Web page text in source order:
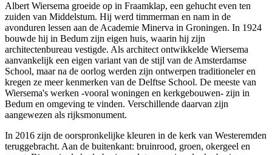
Albert Wiersema groeide op in Fraamklap, een gehucht even ten
zuiden van Middelstum. Hij werd timmerman en nam in de
avonduren lessen aan de Academie Minerva in Groningen. In 1924
bouwde hij in Bedum zijn eigen huis, waarin hij zijn
architectenbureau vestigde. Als architect ontwikkelde Wiersema
aanvankelijk een eigen variant van de stijl van de Amsterdamse
School, maar na de oorlog werden zijn ontwerpen traditioneler en
kregen ze meer kenmerken van de Delftse School. De meeste van
Wiersema's werken -vooral woningen en kerkgebouwen- zijn in
Bedum en omgeving te vinden. Verschillende daarvan zijn
aangewezen als rijksmonument.
In 2016 zijn de oorspronkelijke kleuren in de kerk van Westeremden
teruggebracht. Aan de buitenkant: bruinrood, groen, okergeel en